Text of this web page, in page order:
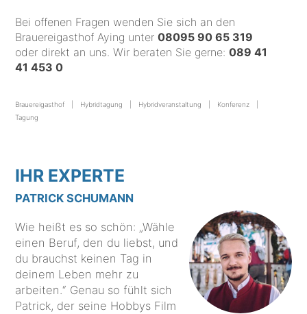
Bei offenen Fragen wenden Sie sich an den
Brauereigasthof Aying unter08095 90 65 319
oder direkt an uns. Wir beraten Sie gerne:089 41
41 453 0
Brauereigasthof Hybridtagung Hybridveranstaltung
Konferenz
Tagung
IHR EXPERTE
PATRICK SCHUMANN
Wie heißt es so schön: „Wähle
einen Beruf, den du liebst, und
du brauchst keinen Tag in
deinem Leben mehr zu
arbeiten.“ Genau so fühlt sich
Patrick, der seine Hobbys Film